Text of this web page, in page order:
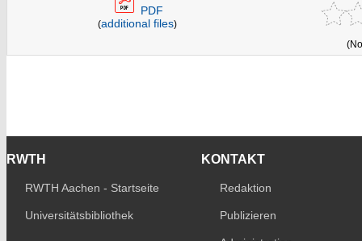
PDF
(additional files)
RWTH
RWTH Aachen - Startseite
Universitätsbibliothek
KONTAKT
Redaktion
Publizieren